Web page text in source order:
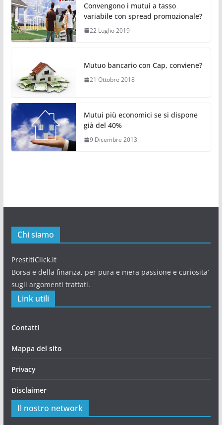
Convengono i mutui a tasso
variabile con spread promozionale?
22 Luglio 2019
Mutuo bancario con Cap, conviene?
21 Ottobre 2018
Mutui più economici se si dispone
già del 40%
9 Dicembre 2013
Chi siamo
PrestitiClick.it
Borsa e della finanza, per pura e mera passione e curiosita’
sugli argomenti trattati.
Link utili
Contatti
Mappa del sito
Privacy
Disclaimer
Il nostro network